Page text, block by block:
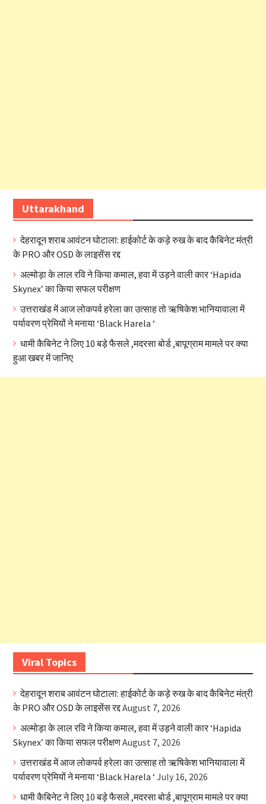
Uttarakhand
देहरादून शराब आवंटन घोटाला: हाईकोर्ट के कड़े रुख के बाद कैबिनेट मंत्री
के PRO और OSD के लाइसेंस रद्द
अल्मोड़ा के लाल रवि ने किया कमाल, हवा में उड़ने वाली कार ‘Hapida
Skynex’ का किया सफल परीक्षण
उत्तराखंड में आज लोकपर्व हरेला का उत्साह तो ऋषिकेश भानियावाला में
पर्यावरण प्रेमियों ने मनाया ‘Black Harela ‘
धामी कैबिनेट ने लिए 10 बड़े फैसले ,मदरसा बोर्ड ,बापूग्राम मामले पर क्या
हुआ खबर में जानिए
Viral Topics
देहरादून शराब आवंटन घोटाला: हाईकोर्ट के कड़े रुख के बाद कैबिनेट मंत्री
के PRO और OSD के लाइसेंस रद्दAugust 7, 2026
अल्मोड़ा के लाल रवि ने किया कमाल, हवा में उड़ने वाली कार ‘Hapida
Skynex’ का किया सफल परीक्षणAugust 7, 2026
उत्तराखंड में आज लोकपर्व हरेला का उत्साह तो ऋषिकेश भानियावाला में
पर्यावरण प्रेमियों ने मनाया ‘Black Harela ‘ July 16, 2026
धामी कैबिनेट ने लिए 10 बड़े फैसले ,मदरसा बोर्ड ,बापूग्राम मामले पर क्या